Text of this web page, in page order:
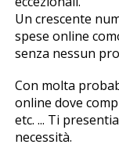
Un crescente
spese online
senza nessun
Con molta
online dove
etc. ... Ti
necessità.